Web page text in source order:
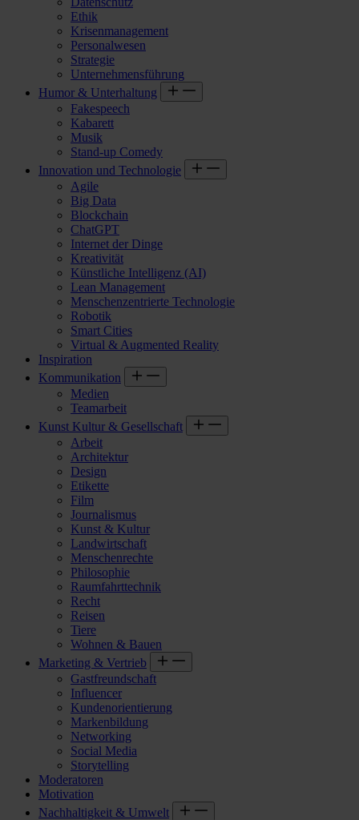
Ethik
Krisenmanagement
Personalwesen
Strategie
Unternehmensführung
Humor & Unterhaltung
Fakespeech
Kabarett
Musik
Stand-up Comedy
Innovation und Technologie
Agile
Big Data
Blockchain
ChatGPT
Internet der Dinge
Kreativität
Künstliche Intelligenz (AI)
Lean Management
Menschenzentrierte Technologie
Robotik
Smart Cities
Virtual & Augmented Reality
Inspiration
Kommunikation
Medien
Teamarbeit
Kunst Kultur & Gesellschaft
Arbeit
Architektur
Design
Etikette
Film
Journalismus
Kunst & Kultur
Landwirtschaft
Menschenrechte
Philosophie
Raumfahrttechnik
Recht
Reisen
Tiere
Wohnen & Bauen
Marketing & Vertrieb
Gastfreundschaft
Influencer
Kundenorientierung
Markenbildung
Networking
Social Media
Storytelling
Moderatoren
Motivation
Nachhaltigkeit & Umwelt